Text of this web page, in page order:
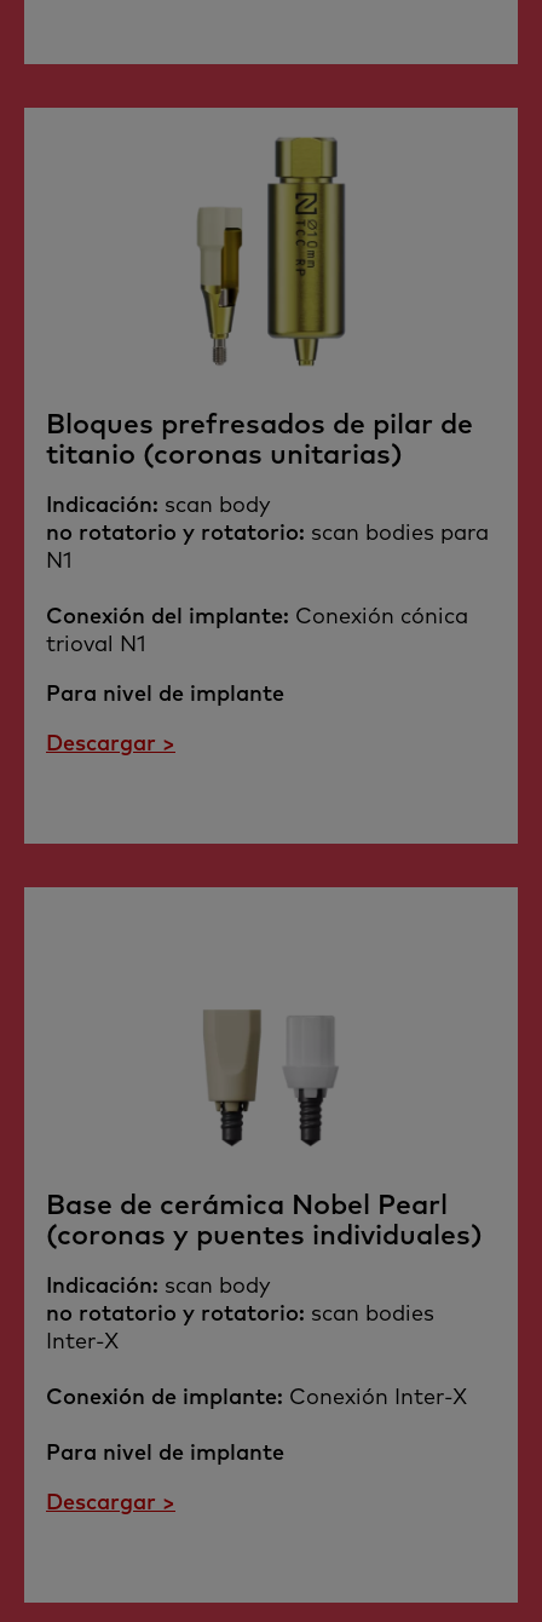
Bloques prefresados de pilar de
titanio (coronas unitarias)
Indicación: scan body
no rotatorio y rotatorio: scan bodies para
N1
Conexión del implante: Conexión cónica
trioval N1
Para nivel de implante
Descargar >
Base de cerámica Nobel Pearl
(coronas y puentes individuales)
Indicación: scan body
no rotatorio y rotatorio: scan bodies
Inter-X
Conexión de implante: Conexión Inter-X
Para nivel de implante
Descargar >